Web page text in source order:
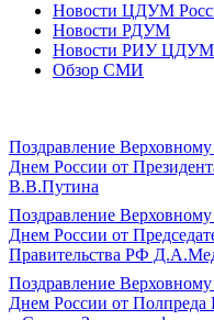
Новости ЦДУМ
Новости РДУМ
Новости РИУ ЦДУМ
Обзор СМИ
Поздравление
Днем России от
В.В.Путина
Поздравление
Днем России от
Правительства РФ
Поздравление
Днем России от Полпреда